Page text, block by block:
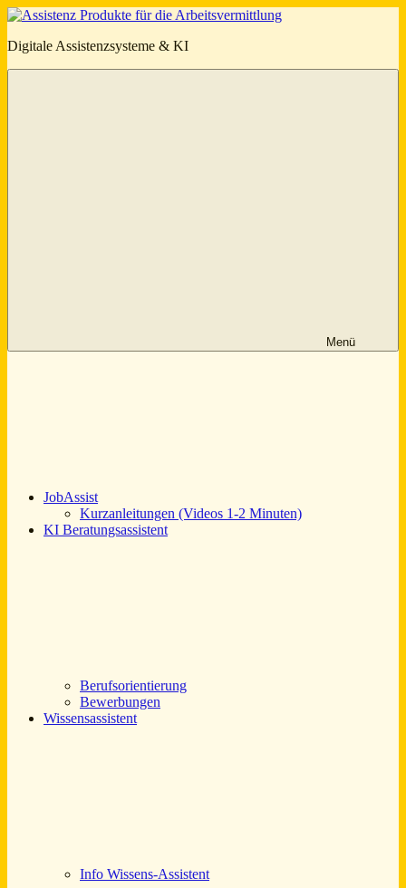
Zum
springen
KJC-
Digitale Assistenzsysteme & KI
Menü
JobAssist
Kurzanleitungen (Videos 1-2 Minuten)
KI Beratungsassistent
Berufsorientierung
Bewerbungen
Wissensassistent
Info Wissens‑Assistent